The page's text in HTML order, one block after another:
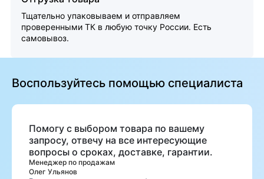
Тщательно упаковываем и отправляем
проверенными ТК в любую точку России. Есть
самовывоз.
Воспользуйтесь помощью специалиста
Помогу с выбором товара по вашему
запросу, отвечу на все интересующие
вопросы о сроках, доставке, гарантии.
Менеджер по продажам
Олег Ульянов